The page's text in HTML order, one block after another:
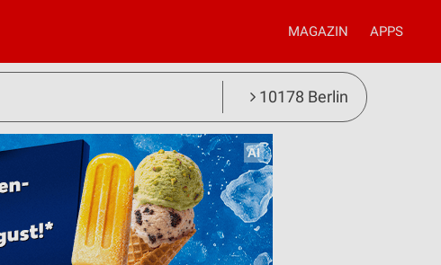
MAGAZIN APPS
10178 Berlin